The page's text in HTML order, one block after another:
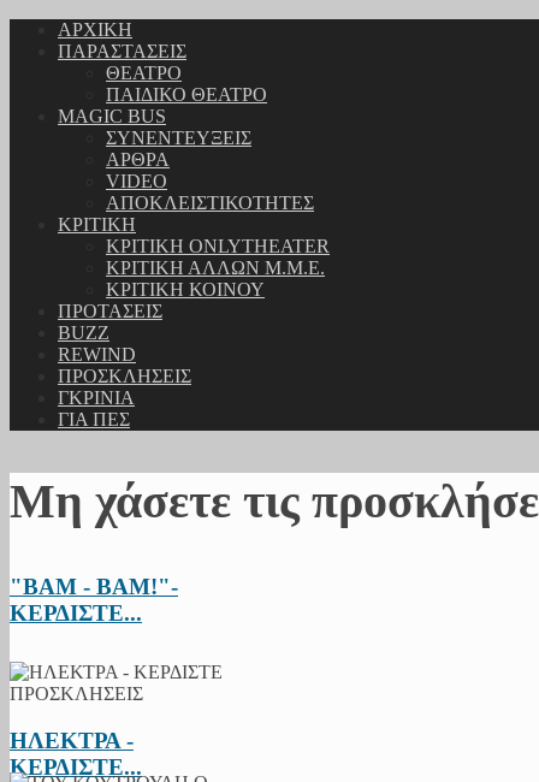
ΑΡΧΙΚΗ
ΠΑΡΑΣΤΑΣΕΙΣ
ΘΕΑΤΡΟ
ΠΑΙΔΙΚΟ ΘΕΑΤΡΟ
MAGIC BUS
ΣΥΝΕΝΤΕΥΞΕΙΣ
ΑΡΘΡΑ
VIDEO
ΑΠΟΚΛΕΙΣΤΙΚΟΤΗΤΕΣ
ΚΡΙΤΙΚΗ
ΚΡΙΤΙΚΗ ONLYTHEATER
ΚΡΙΤΙΚΗ ΑΛΛΩΝ Μ.Μ.Ε.
ΚΡΙΤΙΚΗ ΚΟΙΝΟΥ
ΠΡΟΤΑΣΕΙΣ
BUZZ
REWIND
ΠΡΟΣΚΛΗΣΕΙΣ
ΓΚΡΙΝΙΑ
ΓΙΑ ΠΕΣ
Μη χάσετε τις
"BAM - BAM!"-
ΚΕΡΔΙΣΤΕ...
ΗΛΕΚΤΡΑ -
ΚΕΡΔΙΣΤΕ...